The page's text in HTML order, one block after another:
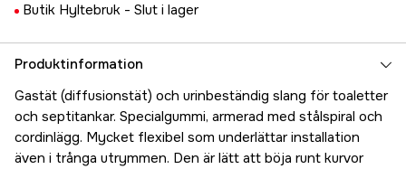
Butik Hyltebruk - Slut i lager
Produktinformation
Gastät (diffusionstät) och urinbeständig slang för toaletter
och septitankar. Specialgummi, armerad med stålspiral och
cordinlägg. Mycket flexibel som underlättar installation
även i trånga utrymmen. Den är lätt att böja runt kurvor